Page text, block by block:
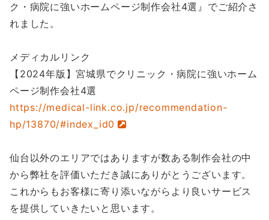
ク・病院に強いホームページ制作会社4選』でご紹介さ
れました。
メディカルリンク
【2024年版】宮城県でクリニック・病院に強いホーム
ページ制作会社4選
https://medical-link.co.jp/recommendation-
hp/13870/#index_id0
仙台以外のエリアではありますが数ある制作会社の中
から弊社を評価いただき誠にありがとうございます。
これからもお客様に寄り添いながらより良いサービス
を提供していきたいと思います。